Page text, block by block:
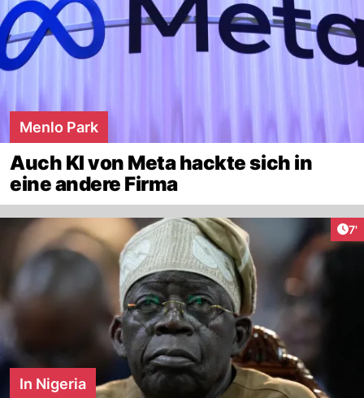
Menlo Park
Auch KI von Meta hackte sich in
eine andere Firma
7'
In Nigeria